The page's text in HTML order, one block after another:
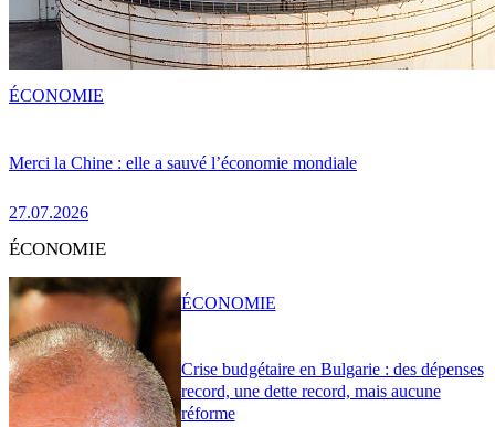
Merci la Chine : elle a sauvé l’économie mondiale
27.07.2026
ÉCONOMIE
ÉCONOMIE
Crise budgétaire en Bulgarie : des dépenses
record, une dette record, mais aucune
réforme
ÉCONOMIE